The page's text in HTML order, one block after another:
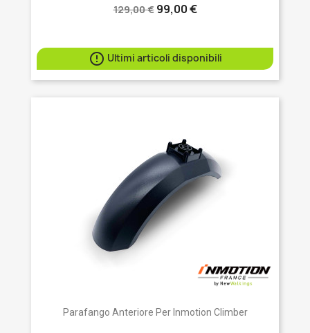
129,00 € 99,00 €
 Ultimi articoli disponibili
Parafango Anteriore Per Inmotion Climber